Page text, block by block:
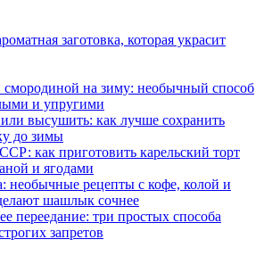
заготовка, которая украсит
на зиму: необычный способ
и упругими
высушить: как лучше сохранить
до зимы
как приготовить карельский торт
и ягодами
необычные рецепты с кофе, колой и
шашлык сочнее
переедание: три простых способа
запретов